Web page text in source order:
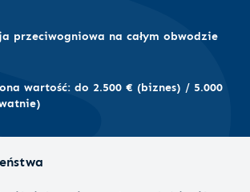
przeciwogniowa na całym obwodzie
wartość: do 2.500 € (biznes) / 5.000